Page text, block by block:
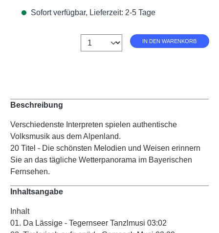
Sofort verfügbar, Lieferzeit: 2-5 Tage
Anzahl IN DEN WARENKORB
Beschreibung
Verschiedenste Interpreten spielen authentische
Volksmusik aus dem Alpenland.
20 Titel - Die schönsten Melodien und Weisen erinnern
Sie an das tägliche Wetterpanorama im Bayerischen
Fernsehen.
Inhaltsangabe
Inhalt
01. Da Lässige - Tegernseer Tanzlmusi 03:02